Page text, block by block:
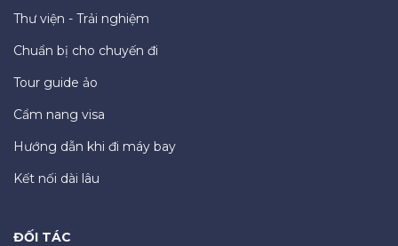
Thư viện - Trải nghiệm
Chuẩn bị cho chuyến đi
Tour guide ảo
Cẩm nang visa
Hướng dẫn khi đi máy bay
Kết nối dài lâu
ĐỐI TÁC